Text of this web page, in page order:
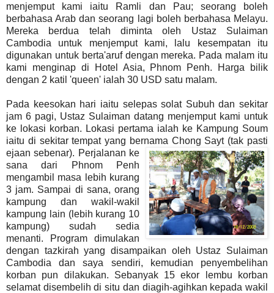
menjemput kami iaitu Ramli dan Pau; seorang boleh
berbahasa Arab dan seorang lagi boleh berbahasa Melayu.
Mereka berdua telah diminta oleh Ustaz Sulaiman
Cambodia untuk menjemput kami, lalu kesempatan itu
digunakan untuk berta'aruf dengan mereka. Pada malam itu
kami menginap di Hotel Asia, Phnom Penh. Harga bilik
dengan 2 katil 'queen' ialah 30 USD satu malam.
Pada keesokan hari iaitu selepas solat Subuh dan sekitar
jam 6 pagi, Ustaz Sulaiman datang menjemput kami untuk
ke lokasi korban. Lokasi pertama ialah ke Kampung Soum
iaitu di sekitar tempat yang bernama Chong Sayt (tak pasti
ejaan sebenar). Perjalanan ke
sana dari Phnom Penh
mengambil masa lebih kurang
3 jam. Sampai di sana, orang
kampung dan wakil-wakil
kampung lain (lebih kurang 10
kampung) sudah sedia
menanti. Program dimulakan
dengan tazkirah yang disampaikan oleh Ustaz Sulaiman
Cambodia dan saya sendiri, kemudian penyembelihan
korban pun dilakukan. Sebanyak 15 ekor lembu korban
selamat disembelih di situ dan diagih-agihkan kepada wakil